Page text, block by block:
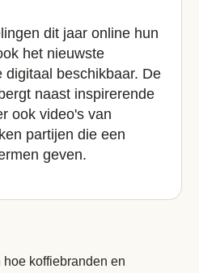
dit jaar online hun
het nieuwste
digitaal beschikbaar. De
naast inspirerende
ook video's van
partijen die een
geven.
koffiebranden en